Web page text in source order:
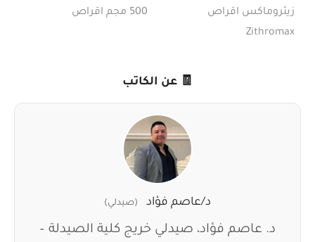
زيثروماكس اقراص
Zithromax
500 مجم اقراص
🧾 عن الكاتب
د/عاصم فؤاد (صيدلي)
د. عاصم فؤاد، صيدلي خريج كلية الصيدلة –